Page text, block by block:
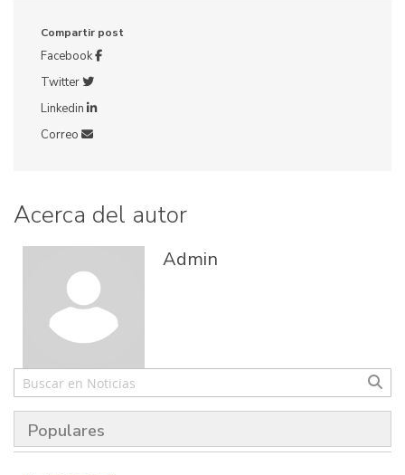
Compartir post
Facebook
Twitter
Linkedin
Correo
Acerca del autor
Admin
Populares